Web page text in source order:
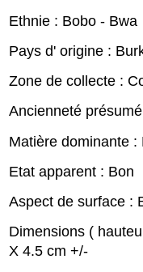
Ethnie : Bobo - Bwa
Pays d' origine :
Zone de collecte :
Ancienneté
Matière dominante :
Etat apparent : Bon
Aspect de surface :
Dimensions (
X 4.5 cm +/-